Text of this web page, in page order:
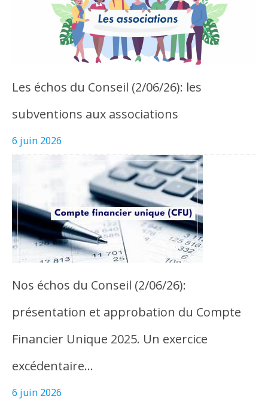
Les échos du Conseil (2/06/26): les
subventions aux associations
6 juin 2026
Nos échos du Conseil (2/06/26):
présentation et approbation du Compte
Financier Unique 2025. Un exercice
excédentaire…
6 juin 2026